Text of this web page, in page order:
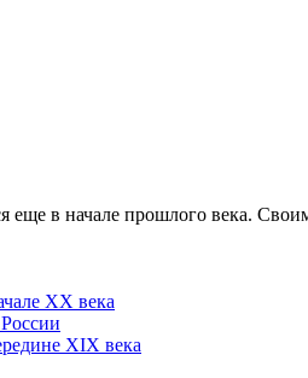
еще в начале прошлого века.
XX века
XIX века